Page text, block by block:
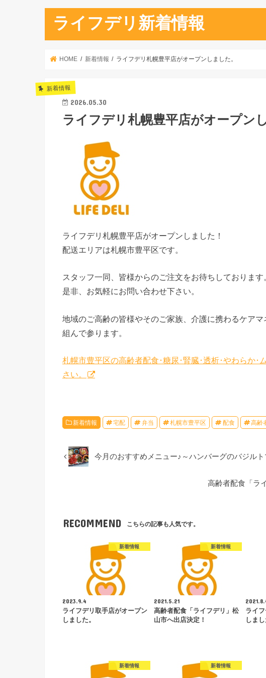
ライフデリ新着情報
HOME 新着情報 ライフデリ札幌豊平店がオープンしました。
新着情報
2026.05.30
ライフデリ札幌豊平店がオープン
ライフデリ札幌豊平店がオープンしました！
配送エリアは札幌市豊平区です。
スタッフ一同、皆様からのご注文をお待ちしております
是非、お気軽にお問い合わせ下さい。
地域のご高齢の皆様やそのご家族、介護に携わるケア
組んで参ります。
札幌市豊平区の高齢者配食･糖尿･腎臓･透析･やわらか
さい。
新着情報 宅配 弁当 札幌市豊平区 配食 高齢
今月のおすすめメニュー♪～ハンバーグのバジルト
高齢者配食「ラ
RECOMMEND こちらの記事も人気です。
新着情報
2023.9.4
ライフデリ取手店がオープン
しました。
新着情報
2021.5.21
高齢者配食「ライフデリ」松
山市へ出店決定！
ライ
しまし
新着情報 新着情報